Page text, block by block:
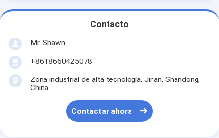
Contacto
Mr. Shawn
+8618660425078
Zona industrial de alta tecnología, Jinan, Shandong,
China
Contactar ahora